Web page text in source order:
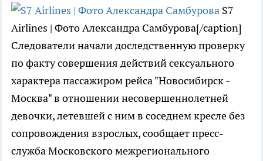
S7
Airlines | Фото Александра Самбурова[/caption]
Следователи начали доследственную проверку
по факту совершения действий сексуального
характера пассажиром рейса "Новосибирск -
Москва" в отношении несовершеннолетней
девочки, летевшей с ним в соседнем кресле без
сопровождения взрослых, сообщает пресс-
служба Московского межрегионального